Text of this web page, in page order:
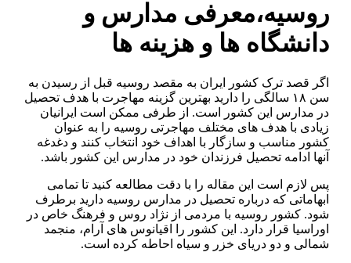
روسیه،معرفی مدارس و
دانشگاه ها و هزینه ها
اگر قصد ترک کشور ایران به مقصد روسیه قبل از رسیدن به
سن ۱۸ سالگی را دارید بهترین گزینه مهاجرت با هدف تحصیل
در مدارس این کشور است. از طرفی ممکن است ایرانیان
زیادی با هدف های مختلف مهاجرتی روسیه را به عنوان
کشور مناسب و سازگار با اهداف خود انتخاب کنند و دغدغه
آنها ادامه تحصیل فرزندان خود در مدارس این کشور باشد.
پس لازم است این مقاله را با دقت مطالعه کنید تا تمامی
ابهاماتی که درباره تحصیل در مدارس روسیه دارید برطرف
شود. کشور روسیه با مردمی از نژاد روس و فرهنگ خاص در
اوراسیا قرار دارد. این کشور را اقیانوس های آرام، منجمد
شمالی و دو دریای خزر و سیاه احاطه کرده است.